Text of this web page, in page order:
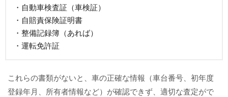
・自動車検査証（車検証）
・自賠責保険証明書
・整備記録簿（あれば）
・運転免許証
これらの書類がないと、車の正確な情報（車台番号、初年度
登録年月、所有者情報など）が確認できず、適切な査定がで